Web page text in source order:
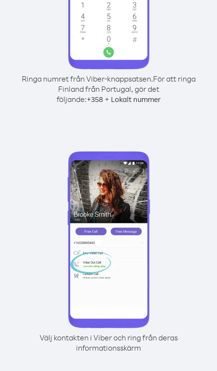
Ringa numret från Viber-knappsatsen.För att ringa
Finland från Portugal, gör det
följande:+358 + Lokalt nummer
Välj kontakten i Viber och ring från deras
informationsskärm